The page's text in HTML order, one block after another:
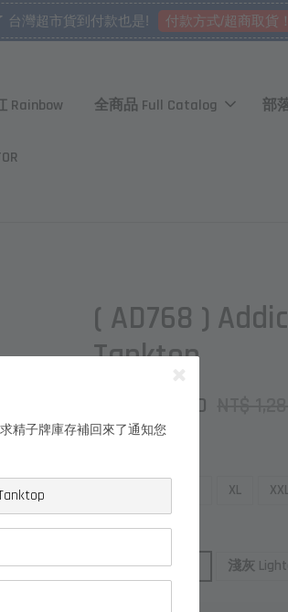
台灣超市貨到付款也是! 付款方式/超商取貨！
Rainbow 全商品 Full Catalog 部
( AD768 )
Tanktop
NT$ 980 TWD
XL
白 White ( C-01 )
淺灰
精子牌庫存補回來了通知您